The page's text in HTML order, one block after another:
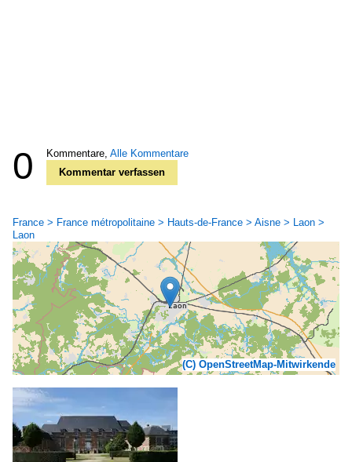
0 Kommentare, Alle Kommentare
Kommentar verfassen
France > France métropolitaine > Hauts-de-France > Aisne > Laon >
Laon
(C) OpenStreetMap-Mitwirkende